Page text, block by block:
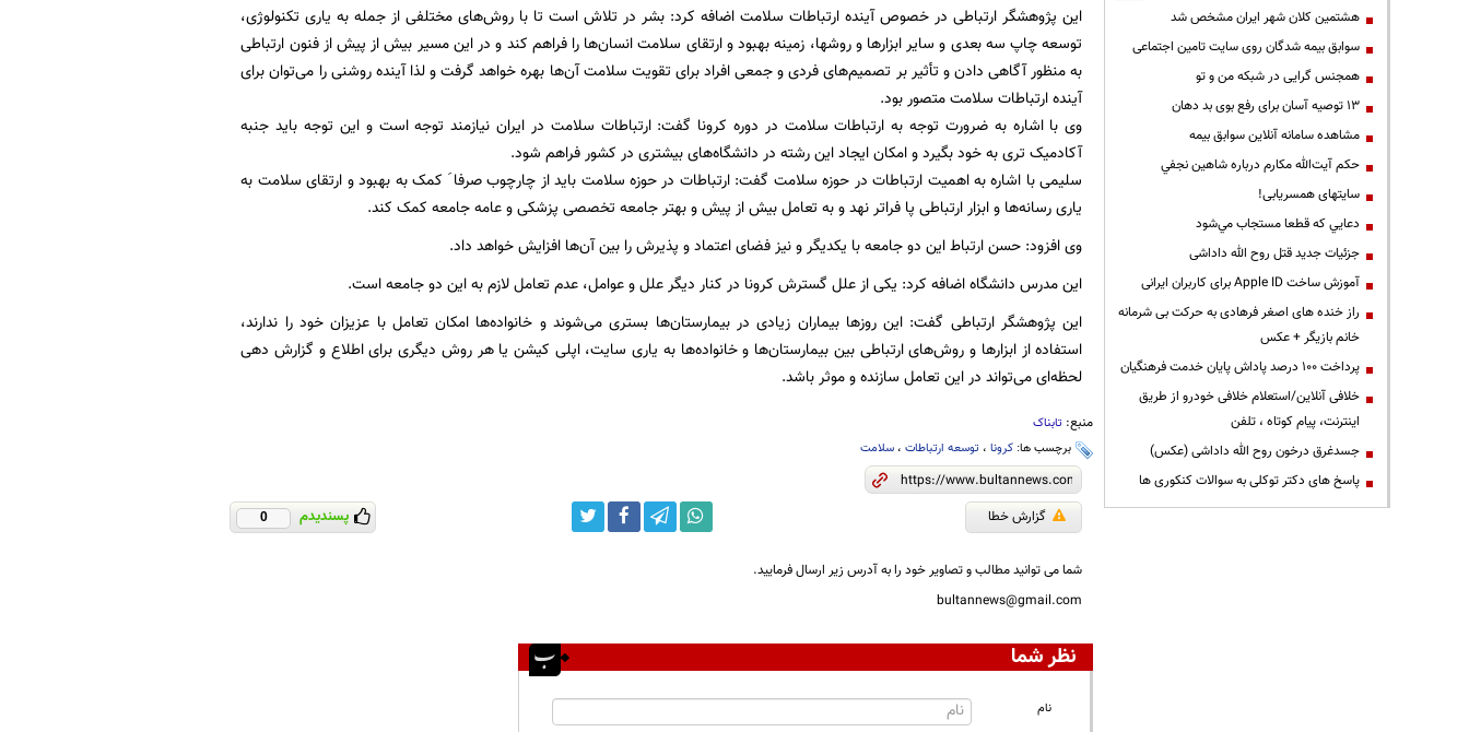
این پژوهشگر ارتباطی در خصوص آینده ارتباطات سلامت اضافه کرد: بشر در تلاش است تا با روش‌های مختلفی از جمله به یاری تکنولوژی،
توسعه چاپ سه بعدی و سایر ابزار‌ها و روشها، زمینه بهبود و ارتقای سلامت انسان‌ها را فراهم کند و در این مسیر بیش از پیش از فنون ارتباطی
به منظور آگاهی دادن و تأثیر بر تصمیم‌های فردی و جمعی افراد برای تقویت سلامت آن‌ها بهره خواهد گرفت و لذا آینده روشنی را می‌توان برای
آینده ارتباطات سلامت متصور بود.
وی با اشاره به ضرورت توجه به ارتباطات سلامت در دوره کرونا گفت: ارتباطات سلامت در ایران نیازمند توجه است و این توجه باید جنبه
آکادمیک تری به خود بگیرد و امکان ایجاد این رشته در دانشگاه‌های بیشتری در کشور فراهم شود.
سلیمی با اشاره به اهمیت ارتباطات در حوزه سلامت گفت: ارتباطات در حوزه سلامت باید از چارچوب صرفا َ کمک به بهبود و ارتقای سلامت به
یاری رسانه‌ها و ابزار ارتباطی پا فراتر نهد و به تعامل بیش از پیش و بهتر جامعه تخصصی پزشکی و عامه جامعه کمک کند.
وی افزود: حسن ارتباط این دو جامعه با یکدیگر و نیز فضای اعتماد و پذیرش را بین آن‌ها افزایش خواهد داد.
این مدرس دانشگاه اضافه کرد: یکی از علل گسترش کرونا در کنار دیگر علل و عوامل، عدم تعامل لازم به این دو جامعه است.
این پژوهشگر ارتباطی گفت: این روز‌ها بیماران زیادی در بیمارستان‌ها بستری می‌شوند و خانواده‌ها امکان تعامل با عزیزان خود را ندارند،
استفاده از ابزار‌ها و روش‌های ارتباطی بین بیمارستان‌ها و خانواده‌ها به یاری سایت، اپلی کیشن یا هر روش دیگری برای اطلاع و گزارش دهی
لحظه‌ای می‌تواند در این تعامل سازنده و موثر باشد.
منبع: تابناک
برچسب ها: کرونا، توسعه ارتباطات، سلامت
گزارش خطا پسندیدم 0
شما می توانید مطالب و تصاویر خود را به آدرس زیر ارسال فرمایید.
bultannews@gmail.com
نظر شما
نام
هشتمین کلان شهر ایران مشخص شد
سوابق بیمه شدگان روی سایت تامین اجتماعی
همجنس گرایی در شبکه من و تو
13 توصیه آسان برای رفع بوی بد دهان
مشاهده سامانه آنلاين سوابق بیمه
حكم آيت‌الله مكارم درباره شاهين نجفي
سایتهای همسریابی!
دعايي كه قطعا مستجاب مي‌شود
جزئیات جدید قتل روح الله داداشی
آموزش ساخت Apple ID برای کاربران ایرانی
راز خنده های اصغر فرهادی به حرکت بی شرمانه
خانم بازیگر + عکس
پرداخت ۱۰۰ درصد پاداش پایان خدمت فرهنگیان
خلافی آنلاین/استعلام خلافی خودرو از طریق
اینترنت، پیام کوتاه ، تلفن
جسدغرق درخون روح الله داداشی (عکس)
پاسخ های دکتر توکلی به سوالات کنکوری ها